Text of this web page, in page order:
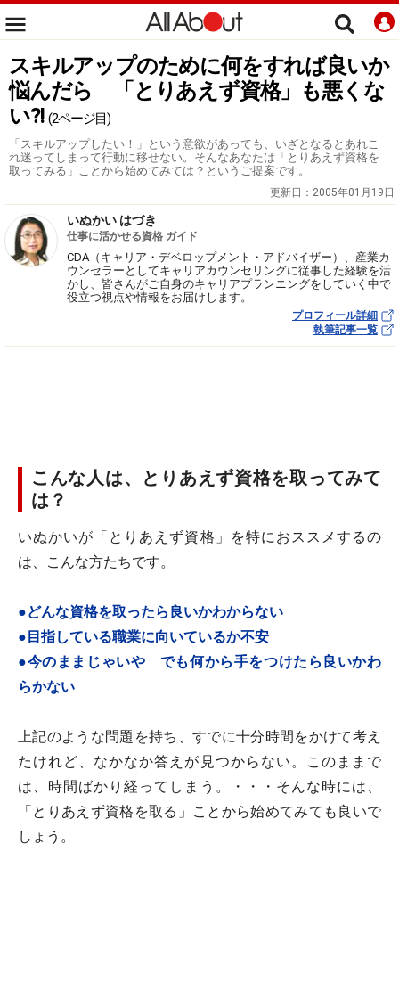
スキルアップのために何をすれば良いか
悩んだら 「とりあえず資格」も悪くな
い?! (2ページ目)
「スキルアップしたい！」という意欲があっても、いざとなるとあれこ
れ迷ってしまって行動に移せない。そんなあなたは「とりあえず資格を
取ってみる」ことから始めてみては？というご提案です。
更新日： 2005年01月19日
いぬかい はづき
仕事に活かせる資格 ガイド
CDA（キャリア・デベロップメント・アドバイザー）、産業カ
ウンセラーとしてキャリアカウンセリングに従事した経験を活
かし、皆さんがご自身のキャリアプランニングをしていく中で
役立つ視点や情報をお届けします。
プロフィール詳細
執筆記事一覧
こんな人は、とりあえず資格を取ってみて
は？
いぬかいが「とりあえず資格」を特におススメするの
は、こんな方たちです。
●どんな資格を取ったら良いかわからない
●目指している職業に向いているか不安
●今のままじゃいや でも何から手をつけたら良いかわ
らかない
上記のような問題を持ち、すでに十分時間をかけて考え
たけれど、なかなか答えが見つからない。このままで
は、時間ばかり経ってしまう。・・・そんな時には、
「とりあえず資格を取る」ことから始めてみても良いで
しょう。